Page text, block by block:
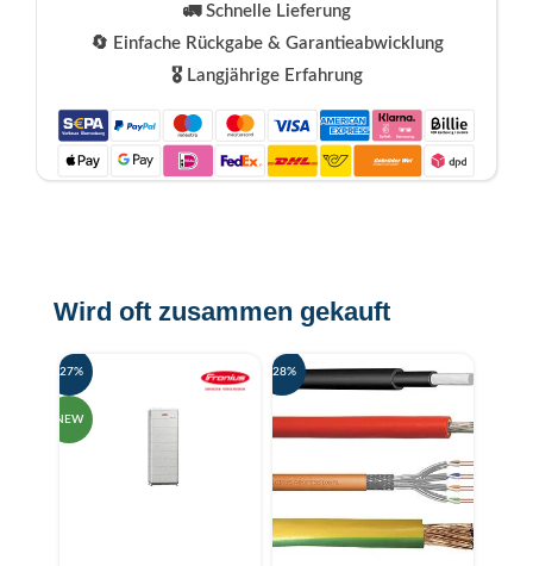
🚛 Schnelle Lieferung
🔄 Einfache Rückgabe & Garantieabwicklung
🎖️ Langjährige Erfahrung
Wird oft zusammen gekauft
-27%
NEW
-28%